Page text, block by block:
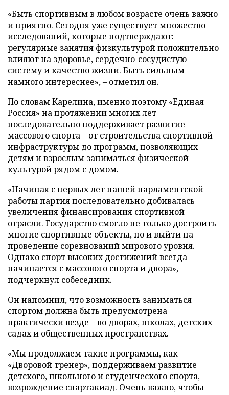
«Быть спортивным в любом возрасте очень важно
и приятно. Сегодня уже существует множество
исследований, которые подтверждают:
регулярные занятия физкультурой положительно
влияют на здоровье, сердечно-сосудистую
систему и качество жизни. Быть сильным
намного интереснее», – отметил он.
По словам Карелина, именно поэтому «Единая
Россия» на протяжении многих лет
последовательно поддерживает развитие
массового спорта – от строительства спортивной
инфраструктуры до программ, позволяющих
детям и взрослым заниматься физической
культурой рядом с домом.
«Начиная с первых лет нашей парламентской
работы партия последовательно добивалась
увеличения финансирования спортивной
отрасли. Государство смогло не только достроить
многие спортивные объекты, но и выйти на
проведение соревнований мирового уровня.
Однако спорт высоких достижений всегда
начинается с массового спорта и двора», –
подчеркнул собеседник.
Он напомнил, что возможность заниматься
спортом должна быть предусмотрена
практически везде – во дворах, школах, детских
садах и общественных пространствах.
«Мы продолжаем такие программы, как
«Дворовой тренер», поддерживаем развитие
детского, школьного и студенческого спорта,
возрождение спартакиад. Очень важно, чтобы